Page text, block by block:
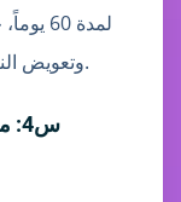
وتعويض النقص تلقائياً للحفاظ على استقرار البيانات.